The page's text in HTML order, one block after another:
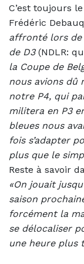
C’est toujours
Frédéric
affronté lors de
de D3 (NDLR:
la Coupe de
nous avions dû
notre P4, qui
militera en P3
bleues nous
fois s’adapter
plus que le
Reste à savoir
«On jouait
saison
forcément la
se délocaliser
une heure plus